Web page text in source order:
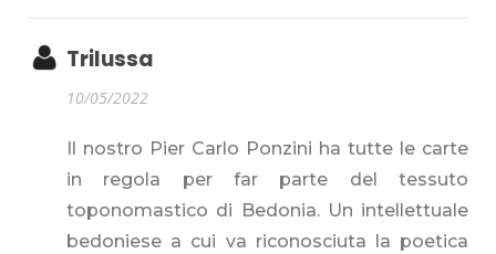
Trilussa
10/05/2022
Il nostro Pier Carlo Ponzini ha tutte le carte
in regola per far parte del tessuto
toponomastico di Bedonia. Un intellettuale
bedoniese a cui va riconosciuta la poetica